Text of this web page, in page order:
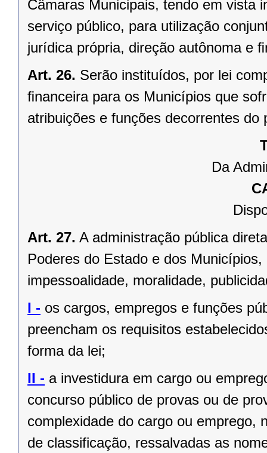
Câmaras Municipais, tendo em vista
serviço público, para utilização
jurídica própria, direção autônoma e
Art. 26. Serão instituídos, por lei
ﬁnanceira para os Municípios que
atribuições e funções decorrentes do
Da
Art. 27. A administração pública
Poderes do Estado e dos
impessoalidade, moralidade,
I - os cargos, empregos e funções
preencham os requisitos
forma da lei;
II - a investidura em cargo ou
concurso público de provas ou de
complexidade do cargo ou emprego,
de classificação, ressalvadas as